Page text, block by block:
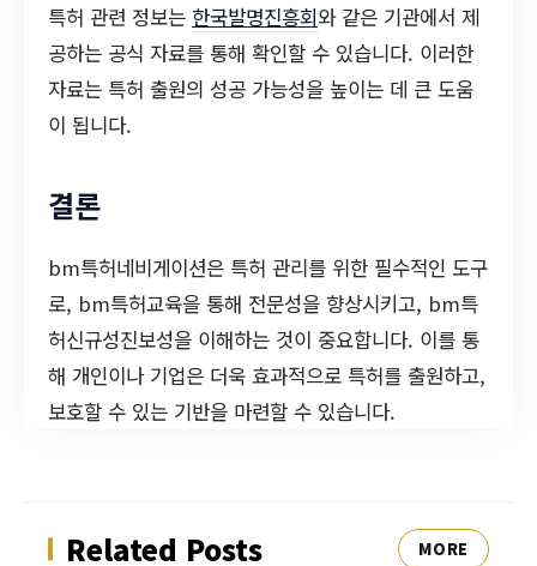
특허 관련 정보는 한국발명진흥회와 같은 기관에서 제
공하는 공식 자료를 통해 확인할 수 있습니다. 이러한
자료는 특허 출원의 성공 가능성을 높이는 데 큰 도움
이 됩니다.
결론
bm특허네비게이션은 특허 관리를 위한 필수적인 도구
로, bm특허교육을 통해 전문성을 향상시키고, bm특
허신규성진보성을 이해하는 것이 중요합니다. 이를 통
해 개인이나 기업은 더욱 효과적으로 특허를 출원하고,
보호할 수 있는 기반을 마련할 수 있습니다.
Related Posts MORE